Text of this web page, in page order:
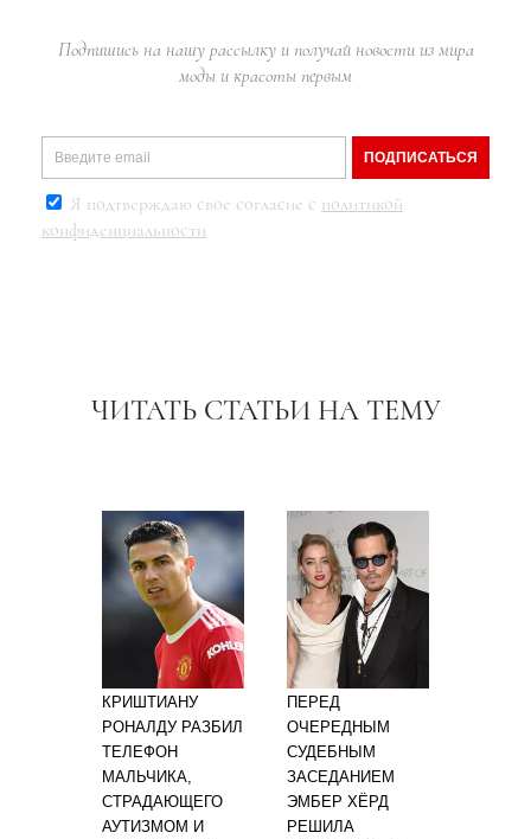
Подпишись на нашу рассылку и получай новости из мира
моды и красоты первым
ПОДПИСАТЬСЯ
Я подтверждаю свое согласие с политикой
конфиденциальности
ЧИТАТЬ СТАТЬИ НА ТЕМУ
КРИШТИАНУ
РОНАЛДУ РАЗБИЛ
ТЕЛЕФОН
МАЛЬЧИКА,
СТРАДАЮЩЕГО
АУТИЗМОМ И
ПЕРЕД
ОЧЕРЕДНЫМ
СУДЕБНЫМ
ЗАСЕДАНИЕМ
ЭМБЕР ХЁРД
РЕШИЛА